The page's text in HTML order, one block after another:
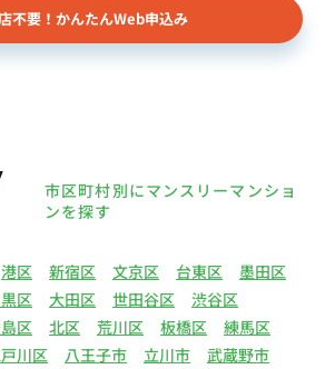
不要！かんたんWeb申込み
市区町村別にマンスリーマンショ
ンを探す
港区 新宿区 文京区 台東区
墨田区
区 大田区 世田谷区
渋谷区
区 北区 荒川区 板橋区
練馬区
川区 八王子市 立川市
武蔵野市